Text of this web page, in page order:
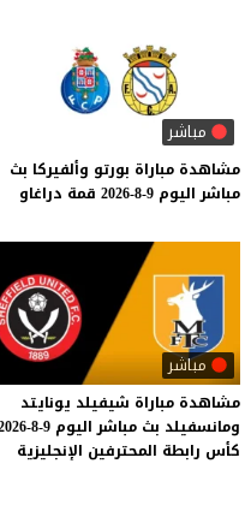
مباشر
مشاهدة مباراة بورتو وألفيركا بث
مباشر اليوم 9-8-2026 قمة دراغاو
مباشر
مشاهدة مباراة شيفيلد يونايتد
ومانسفيلد بث مباشر اليوم 9-8-2026
كأس رابطة المحترفين الإنجليزية